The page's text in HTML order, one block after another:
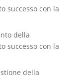
successo con la
della
successo con la
della